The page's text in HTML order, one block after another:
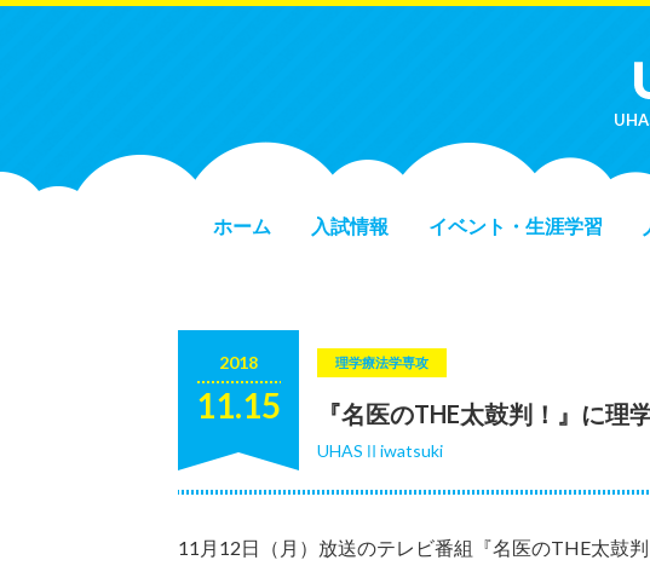
ホーム 入試情報 イベント・生涯学習
2018
11.15
理学療法学専攻
『名医のTHE太鼓判！』に理
UHASⅡiwatsuki
11月12日（月）放送のテレビ番組 『名医のTHE太鼓判